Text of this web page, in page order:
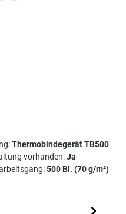
Thermobindegerät TB500
vorhanden:Ja
500 Bl. (70 g/m²)